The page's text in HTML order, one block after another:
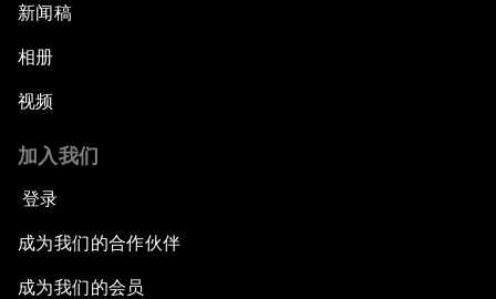
新闻稿
相册
视频
加入我们
登录
成为我们的合作伙伴
成为我们的会员